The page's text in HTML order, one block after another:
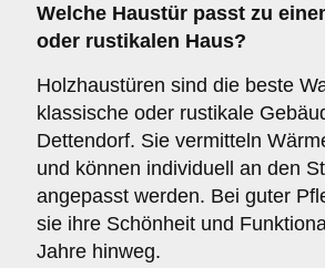
Welche Haustür passt zu
oder rustikalen Haus?
Holzhaustüren sind die beste
klassische oder rustikale
Dettendorf. Sie vermitteln
und können individuell an den
angepasst werden. Bei guter
sie ihre Schönheit und
Jahre hinweg.